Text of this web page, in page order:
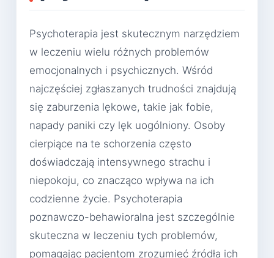
Psychoterapia jest skutecznym narzędziem
w leczeniu wielu różnych problemów
emocjonalnych i psychicznych. Wśród
najczęściej zgłaszanych trudności znajdują
się zaburzenia lękowe, takie jak fobie,
napady paniki czy lęk uogólniony. Osoby
cierpiące na te schorzenia często
doświadczają intensywnego strachu i
niepokoju, co znacząco wpływa na ich
codzienne życie. Psychoterapia
poznawczo-behawioralna jest szczególnie
skuteczna w leczeniu tych problemów,
pomagając pacjentom zrozumieć źródła ich